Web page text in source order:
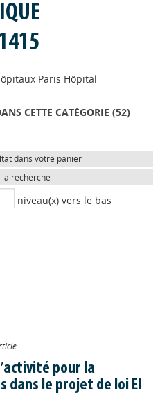
Paris Hôpital
CETTE CATÉGORIE (52)
dans votre panier
recherche
niveau(x) vers le bas
pour la
dans le projet de loi El